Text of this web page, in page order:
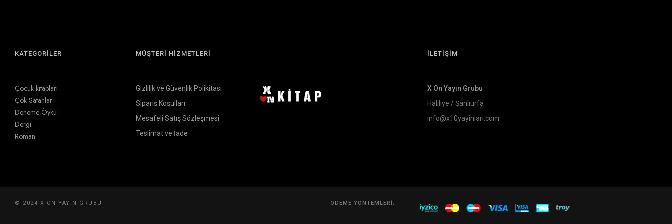
KATEGORİLER
Çocuk kitapları
Çok Satanlar
Deneme-Öykü
Dergi
Roman
MÜŞTERİ HİZMETLERİ
Gizlilik ve Güvenlik Polikitası
Sipariş Koşulları
Mesafeli Satış Sözleşmesi
Teslimat ve İade
İLETİŞİM
X On Yayın Grubu
Haliliye / Şanlıurfa
info@x10yayinlari.com
© 2024 X ON YAYIN GRUBU ÖDEME YÖNTEMLERI: